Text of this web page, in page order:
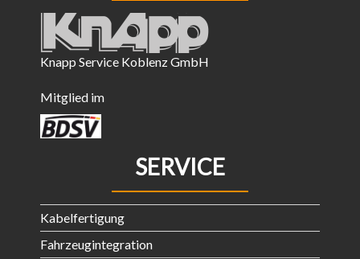
Knapp Service Koblenz GmbH
Mitglied im
SERVICE
Kabelfertigung
Fahrzeugintegration